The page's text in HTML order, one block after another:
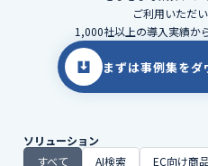
ご利用いただ
1,000社以上の導入実績か
まずは事例集を
ソリューション
すべて
AI検索 EC向け商